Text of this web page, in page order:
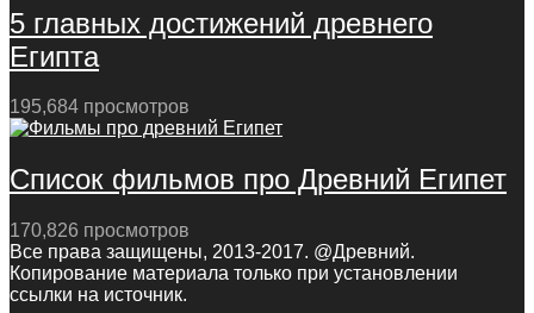
5 главных достижений древнего
Египта
195,684 просмотров
Список фильмов про Древний Египет
170,826 просмотров
Все права защищены, 2013-2017. @Древний.
Копирование материала только при установлении
ссылки на источник.